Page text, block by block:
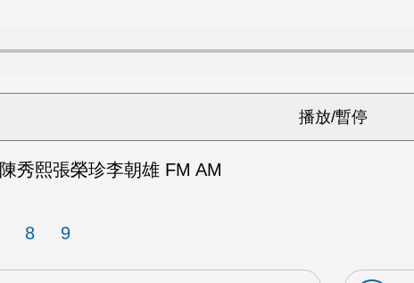
陳秀熙張榮珍李朝雄 FM AM
8 9